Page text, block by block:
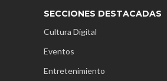
SECCIONES DESTACADAS
Cultura Digital
Eventos
Entretenimiento